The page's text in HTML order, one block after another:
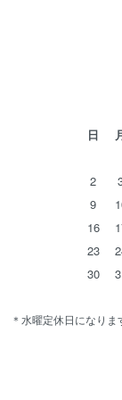
日
2
9
16
23
30
＊水曜定休日になり